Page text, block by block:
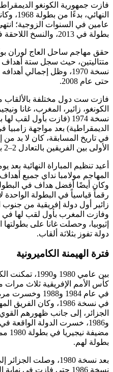
فازت جمهورية الكونغو
بطولة في 2013، والنسخ اللاحقة في كل عام فردي.
حقق مهاجم ساحل العاج لوران
حتى عام 2008.
الكونغو، زائير، المغرب، غانا
نسخة 1974 (فازت بأول
الديمقراطية) بعد مواجهة زامبيا
في تاريخ المسابقة، كان لا بد من
الأولى بين الفريقين بالتعادل 2–2 بعد الوقت الإضافي.
المهاجم مولامبا نداي جميع أهداف
وكان أيضًا أفضل هداف في
رقماً قياسياً في البطولة
زائير أول دولة إفريقية من
دولة تفوز بثلاثة ألقاب.
فترة الهيمنة الكاميرونية
بين عامي 1980
كأس الأمم الإفريقية ثلاث مرات
في عام 1984
في نسخة 1986، وكان
و1986، خسرت الدولة
بطولة لهم.
بعد نسخة 1980، وصلت